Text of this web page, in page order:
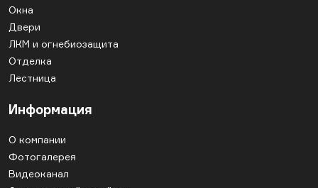
Окна
Двери
ЛКМ и огнебиозащита
Отделка
Лестница
Информация
О компании
Фотогалерея
Видеоканал